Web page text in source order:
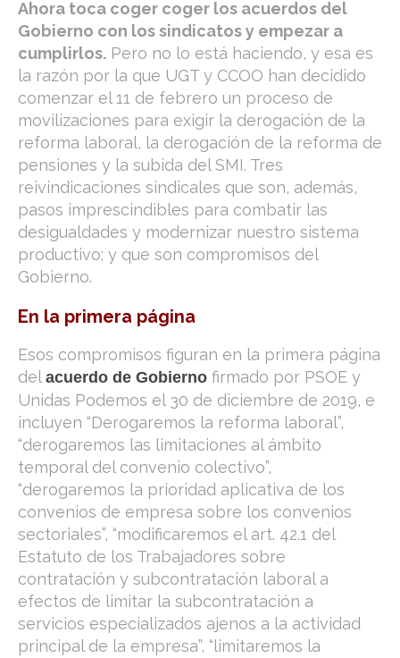
Ahora toca coger coger los acuerdos del
Gobierno con los sindicatos y empezar a
cumplirlos. Pero no lo está haciendo, y esa es
la razón por la que UGT y CCOO han decidido
comenzar el 11 de febrero un proceso de
movilizaciones para exigir la derogación de la
reforma laboral, la derogación de la reforma de
pensiones y la subida del SMI. Tres
reivindicaciones sindicales que son, además,
pasos imprescindibles para combatir las
desigualdades y modernizar nuestro sistema
productivo; y que son compromisos del
Gobierno.
En la primera página
Esos compromisos figuran en la primera página
del acuerdo de Gobierno firmado por PSOE y
Unidas Podemos el 30 de diciembre de 2019, e
incluyen “Derogaremos la reforma laboral”,
“derogaremos las limitaciones al ámbito
temporal del convenio colectivo”,
“derogaremos la prioridad aplicativa de los
convenios de empresa sobre los convenios
sectoriales”, “modificaremos el art. 42.1 del
Estatuto de los Trabajadores sobre
contratación y subcontratación laboral a
efectos de limitar la subcontratación a
servicios especializados ajenos a la actividad
principal de la empresa”, “limitaremos la